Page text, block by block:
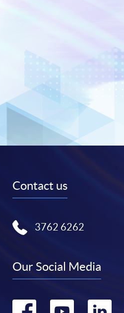
Contact us
3762 6262
Our Social Media